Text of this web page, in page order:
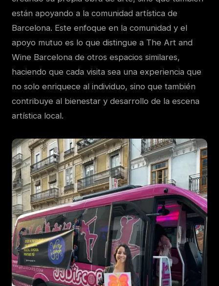
están apoyando a la comunidad artística de
Barcelona. Este enfoque en la comunidad y el
apoyo mutuo es lo que distingue a The Art and
Wine Barcelona de otros espacios similares,
haciendo que cada visita sea una experiencia que
no solo enriquece al individuo, sino que también
contribuye al bienestar y desarrollo de la escena
artística local.